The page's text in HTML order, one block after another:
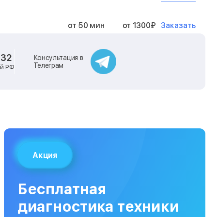
от 50 мин от 1300₽ Заказать
от 40 мин
от 40 мин
от 120 мин
РФ
Консультация в
Телеграм
Акция
Бесплатная
диагностика техники